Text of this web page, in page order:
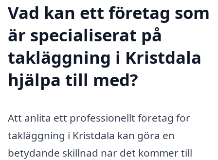
Vad kan ett företag som
är specialiserat på
takläggning i Kristdala
hjälpa till med?
Att anlita ett professionellt företag för
takläggning i Kristdala kan göra en
betydande skillnad när det kommer till